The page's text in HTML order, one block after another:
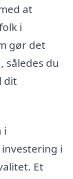
at
i
gør det
således du
dit
i
i
Et